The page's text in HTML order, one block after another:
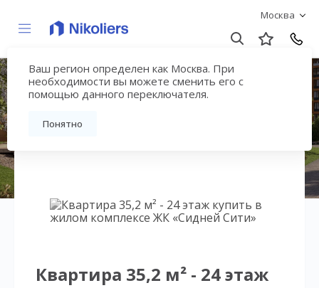
Москва
Ваш регион определен как Москва. При
необходимости вы можете сменить его с
помощью данного переключателя.
Понятно
ЖК «Сидней Сити»
Вернуться на страницу жилого комплекса
Квартира 35,2 м² - 24 этаж